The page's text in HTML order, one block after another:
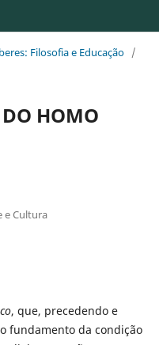
Filosofia e Educação /
HOMO
e Cultura
, que, precedendo e
fundamento da condição